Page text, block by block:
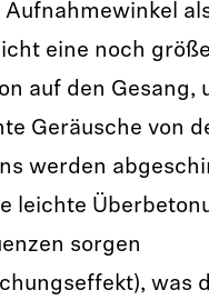
eine noch
auf den Gesang,
Geräusche von
werden
leichte
sorgen
was